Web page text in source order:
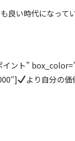
良い時代になって
ント”
より自分の